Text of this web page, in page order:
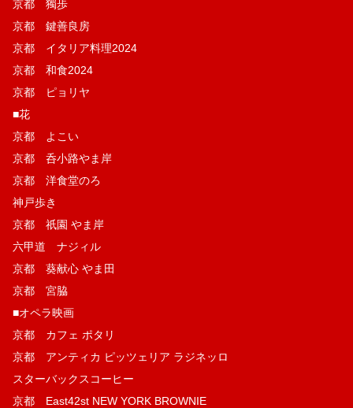
京都 獨歩
京都 鍵善良房
京都 イタリア料理2024
京都 和食2024
京都 ピョリヤ
■花
京都 よこい
京都 呑小路やま岸
京都 洋食堂のろ
神戸歩き
京都 祇園 やま岸
六甲道 ナジィル
京都 葵献心 やま田
京都 宮脇
■オペラ映画
京都 カフェ ポタリ
京都 アンティカ ピッツェリア ラジネッロ
スターバックスコーヒー
京都 East42st NEW YORK BROWNIE